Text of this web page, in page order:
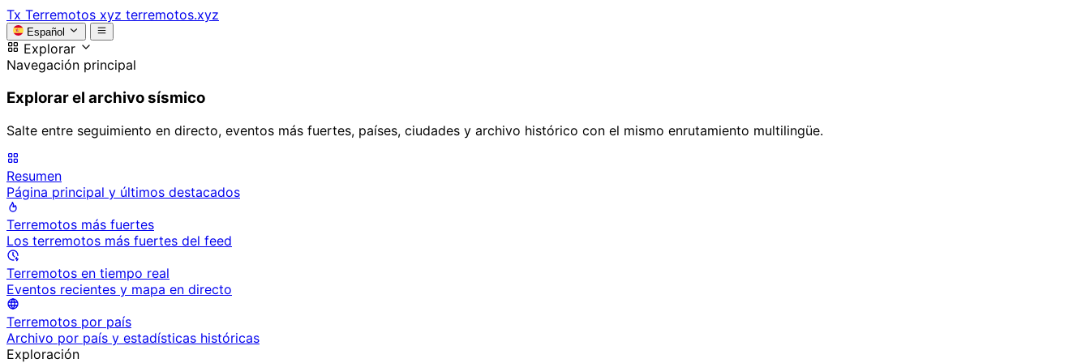
Tx Terremotos xyz terremotos.xyz
Español
Explorar
Navegación principal
Explorar el archivo sísmico
Salte entre seguimiento en directo, eventos más fuertes, países, ciudades y archivo histórico con el mismo enrutamiento multilingüe.
Resumen
Página principal y últimos destacados
Terremotos más fuertes
Los terremotos más fuertes del feed
Terremotos en tiempo real
Eventos recientes y mapa en directo
Terremotos por país
Archivo por país y estadísticas históricas
Exploración